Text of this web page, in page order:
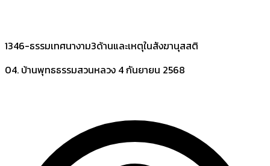
1346-ธรรมเทศนางาม3ด้านและเหตุในสังฆานุสสติ
04. บ้านพุทธธรรมสวนหลวง 4 กันยายน 2568